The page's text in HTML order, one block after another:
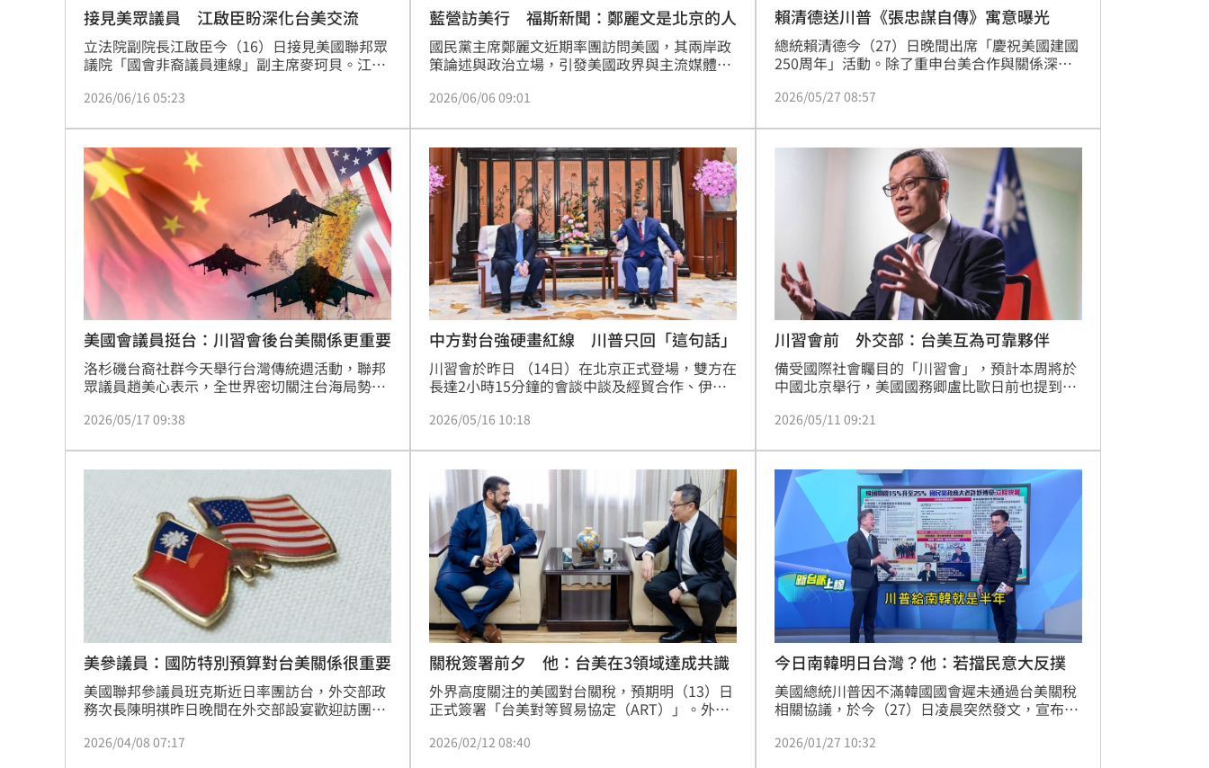
台灣彩券開獎直播中 20:31
LIVE三立+24小時直播 15:27
三立iNEWS新聞台線上直播
商場戰國來臨 台中「頂奢大道」逐漸成形
台彩父親節推新刮刮樂千萬頭獎超「爸」氣 12:00
「拍片人的多重宇宙」職涯論壇9/12登場！ 10:30
8國球員齊聚高雄 Formosa 7s掀足球熱潮 10:00
理想混蛋號召粉絲跨海追星吃美食！ 18:15
接見美眾議員 江啟臣盼深化台美交流
立法院副院長江啟臣今（16）日接見美國聯邦眾
議院「國會非裔議員連線」副主席麥珂貝。江啟
係也愈來愈密切。國會交流之外，也期盼與美國
將有助提升台美關係。
2026/06/16 05:23
藍營訪美行 福斯新聞：鄭麗文是北京的人
國民黨主席鄭麗文近期率團訪問美國，其兩岸政
策論述與政治立場，引發美國政界與主流媒體的
（Fox News）財經頻道談話節目《Mornings
來賓不僅公開批評國民黨在立法院主導刪減台灣
國防預算的做法，主持人更在節目尾聲直言鄭麗
文顯然是「北京的人（Beijing&#39;s
person）」，引發旅美台僑與華府外交圈的熱烈
討論。
2026/06/06 09:01
賴清德送川普《張忠謀自傳》寓意曝光
總統賴清德今（27）日晚間出席「慶祝美國建國
250周年」活動。除了重申台美合作與關係深化
《張忠謀自傳》，希望AIT能協助轉送給美國總
方更加了解台灣半導體產業的發展歷程，進一步
深化未來台美在半導體與人工智慧領域的合作。
2026/05/27 08:57
美國會議員挺台：川習會後台美關係更重要
洛杉磯台裔社群今天舉行台灣傳統週活動，聯邦
眾議員趙美心表示，全世界密切關注台海局勢之
承諾仍然至關重要。
2026/05/17 09:38
中方對台強硬畫紅線 川普只回「這句話」
川習會於昨日 （14日）在北京正式登場，雙方在
長達2小時15分鐘的會談中談及經貿合作、伊朗
台灣議題保持「策略性沈默」。專家分析指出，
寧可不提及台灣，也不希望美國在壓力下背離既
有的對台政策。
2026/05/16 10:18
川習會前 外交部：台美互為可靠夥伴
備受國際社會矚目的「川習會」，預計本周將於
中國北京舉行，美國國務卿盧比歐日前也提到，
息萬變，今（11）日我國外交部政務次長陳明祺
是台灣可靠的夥伴。
2026/05/11 09:21
美參議員：國防特別預算對台美關係很重要
美國聯邦參議員班克斯近日率團訪台，外交部政
務次長陳明祺昨日晚間在外交部設宴歡迎訪團。
強調台灣國防特別預算對台灣安全及台美夥伴關
2026/04/08 07:17
關稅簽署前夕 他：台美在3領域達成共識
外界高度關注的美國對台關稅，預期明（13）日
正式簽署「台美對等貿易協定（ART）」。外交
刊《外交政策》（Foreign Policy）專訪，談到
2026/02/12 08:40
今日南韓明日台灣？他：若擋民意大反撲
美國總統川普因不滿韓國國會遲未通過台美關稅
相關協議，於今（27）日凌晨突然發文，宣布對
不僅震撼青瓦台，更讓國內政壇高度警覺。新北
2026/01/27 10:32